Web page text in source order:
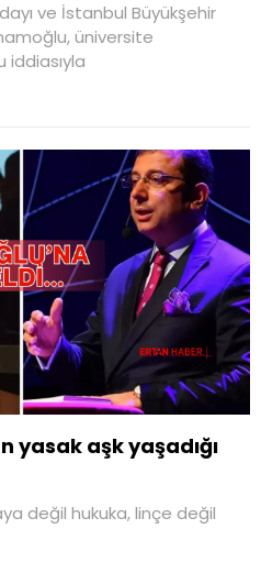
ve İstanbul Büyükşehir
üniversite
iddiasıyla
yasak aşk yaşadığı
değil hukuka, linçe değil